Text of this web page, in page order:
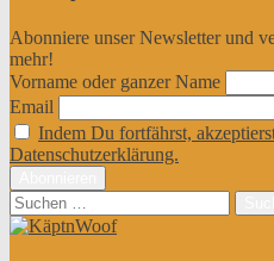
Abonniere unser Newsletter und
mehr!
Vorname oder ganzer Name
Email
Indem Du fortfährst,
Datenschutzerklärung.
Suchen
nach: